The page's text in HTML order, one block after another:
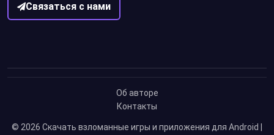
Связаться с нами
Об авторе
Контакты
© 2026 Скачать взломанные игры и приложения для Android |